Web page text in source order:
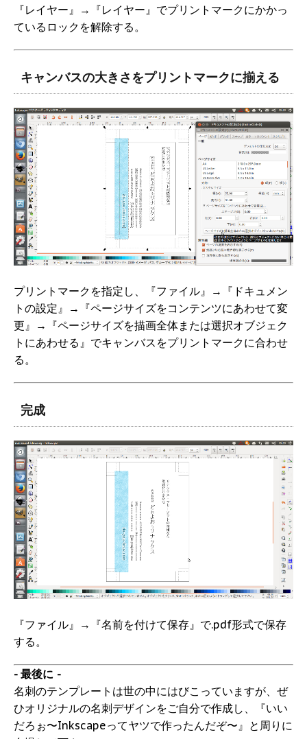
『レイヤー』→『レイヤー』でプリントマークにかかっ
ているロックを解除する。
キャンバスの大きさをプリントマークに揃える
プリントマークを指定し、『ファイル』→『ドキュメン
トの設定』→『ページサイズをコンテンツにあわせて変
更』→『ページサイズを描画全体または選択オブジェク
トにあわせる』でキャンバスをプリントマークに合わせ
る。
完成
『ファイル』→『名前を付けて保存』で.pdf形式で保存
する。
- 最後に -
名刺のテンプレートは世の中にはびこっていますが、ぜ
ひオリジナルの名刺デザインをご自分で作成し、『いい
だろぉ〜Inkscapeってヤツで作ったんだぞ〜』と周りに